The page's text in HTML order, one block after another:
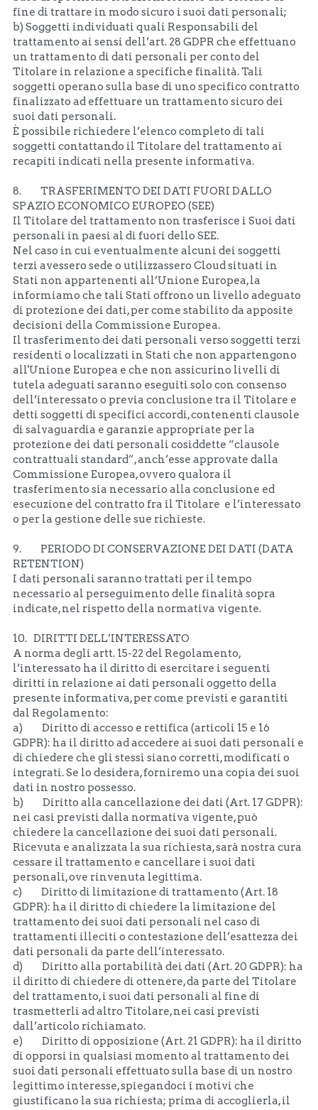
fine di trattare in modo sicuro i suoi dati personali;
b) Soggetti individuati quali Responsabili del
trattamento ai sensi dell’art. 28 GDPR che effettuano
un trattamento di dati personali per conto del
Titolare in relazione a specifiche finalità. Tali
soggetti operano sulla base di uno specifico contratto
finalizzato ad effettuare un trattamento sicuro dei
suoi dati personali.
È possibile richiedere l’elenco completo di tali
soggetti contattando il Titolare del trattamento ai
recapiti indicati nella presente informativa.
8.         TRASFERIMENTO DEI DATI FUORI DALLO
SPAZIO ECONOMICO EUROPEO (SEE)
Il Titolare del trattamento non trasferisce i Suoi dati
personali in paesi al di fuori dello SEE.
Nel caso in cui eventualmente alcuni dei soggetti
terzi avessero sede o utilizzassero Cloud situati in
Stati non appartenenti all’Unione Europea, la
informiamo che tali Stati offrono un livello adeguato
di protezione dei dati, per come stabilito da apposite
decisioni della Commissione Europea.
Il trasferimento dei dati personali verso soggetti terzi
residenti o localizzati in Stati che non appartengono
all'Unione Europea e che non assicurino livelli di
tutela adeguati saranno eseguiti solo con consenso
dell’interessato o previa conclusione tra il Titolare e
detti soggetti di specifici accordi, contenenti clausole
di salvaguardia e garanzie appropriate per la
protezione dei dati personali cosiddette “clausole
contrattuali standard”, anch’esse approvate dalla
Commissione Europea, ovvero qualora il
trasferimento sia necessario alla conclusione ed
esecuzione del contratto fra il Titolare  e l’interessato
o per la gestione delle sue richieste.
9.         PERIODO DI CONSERVAZIONE DEI DATI (DATA
RETENTION)
I dati personali saranno trattati per il tempo
necessario al perseguimento delle finalità sopra
indicate, nel rispetto della normativa vigente.
10.   DIRITTI DELL’INTERESSATO
A norma degli artt. 15-22 del Regolamento,
l’interessato ha il diritto di esercitare i seguenti
diritti in relazione ai dati personali oggetto della
presente informativa, per come previsti e garantiti
dal Regolamento:
a)         Diritto di accesso e rettifica (articoli 15 e 16
GDPR): ha il diritto ad accedere ai suoi dati personali e
di chiedere che gli stessi siano corretti, modificati o
integrati. Se lo desidera, forniremo una copia dei suoi
dati in nostro possesso.
b)         Diritto alla cancellazione dei dati (Art. 17 GDPR):
nei casi previsti dalla normativa vigente, può
chiedere la cancellazione dei suoi dati personali.
Ricevuta e analizzata la sua richiesta, sarà nostra cura
cessare il trattamento e cancellare i suoi dati
personali, ove rinvenuta legittima.
c)         Diritto di limitazione di trattamento (Art. 18
GDPR): ha il diritto di chiedere la limitazione del
trattamento dei suoi dati personali nel caso di
trattamenti illeciti o contestazione dell’esattezza dei
dati personali da parte dell’interessato.
d)         Diritto alla portabilità dei dati (Art. 20 GDPR): ha
il diritto di chiedere di ottenere, da parte del Titolare
del trattamento, i suoi dati personali al fine di
trasmetterli ad altro Titolare, nei casi previsti
dall’articolo richiamato.
e)         Diritto di opposizione (Art. 21 GDPR): ha il diritto
di opporsi in qualsiasi momento al trattamento dei
suoi dati personali effettuato sulla base di un nostro
legittimo interesse, spiegandoci i motivi che
giustificano la sua richiesta; prima di accoglierla, il